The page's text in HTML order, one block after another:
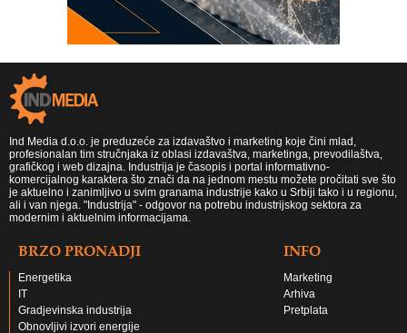
Ind Media d.o.o. je preduzeće za izdavaštvo i marketing koje čini mlad,
profesionalan tim stručnjaka iz oblasi izdavaštva, marketinga, prevodilaštva,
grafičkog i web dizajna. Industrija je časopis i portal informativno-
komercijalnog karaktera što znači da na jednom mestu možete pročitati sve što
je aktuelno i zanimljivo u svim granama industrije kako u Srbiji tako i u regionu,
ali i van njega. "Industrija" - odgovor na potrebu industrijskog sektora za
modernim i aktuelnim informacijama.
BRZO PRONADJI
Energetika
IT
Gradjevinska industrija
Obnovljivi izvori energije
INFO
Marketing
Arhiva
Pretplata